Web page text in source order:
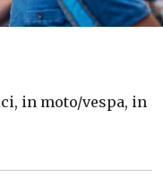
in moto/vespa, in